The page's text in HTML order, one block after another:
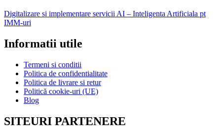
Digitalizare si implementare servicii AI – Inteligenta Artificiala pt
IMM-uri
Informatii utile
Termeni si conditii
Politica de confidentialitate
Politica de livrare si retur
Politică cookie-uri (UE)
Blog
SITEURI PARTENERE